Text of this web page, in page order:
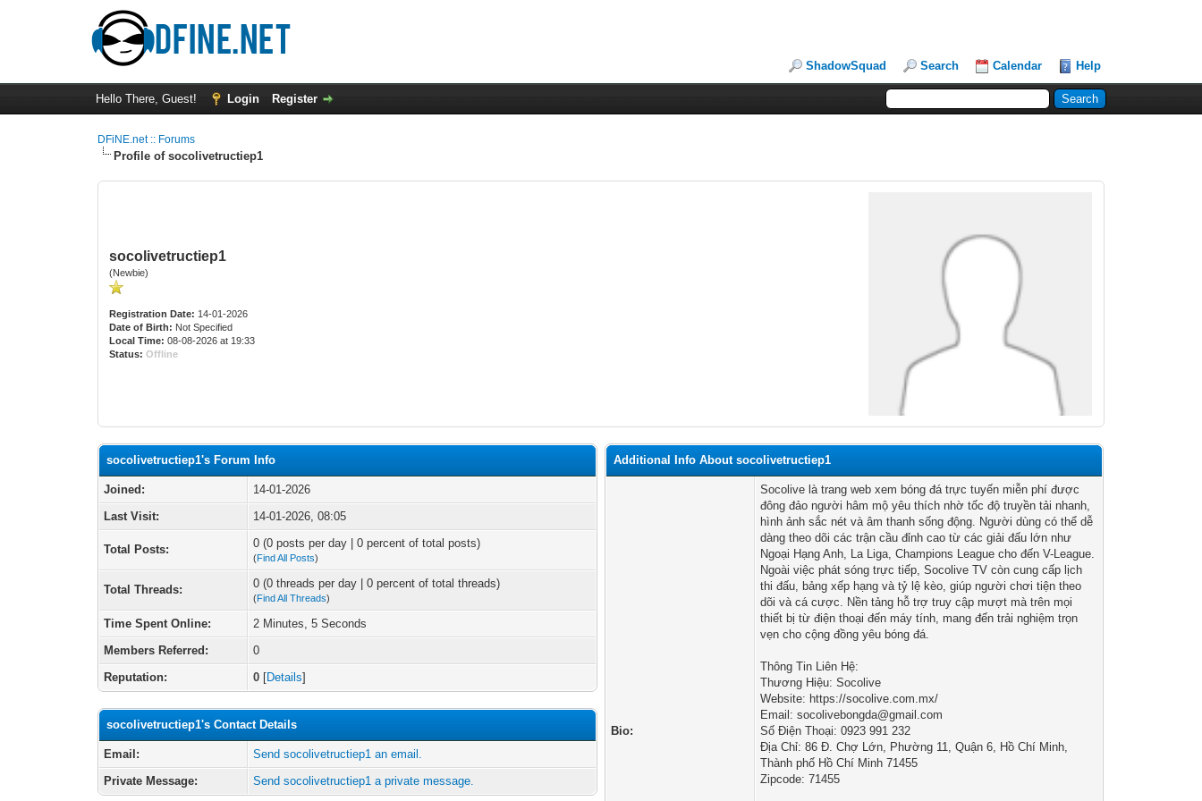
ShadowSquad Search Calendar Help
Hello There, Guest! Login Register
DFiNE.net :: Forums
Profile of socolivetructiep1
socolivetructiep1
(Newbie)
Registration Date: 14-01-2026
Date of Birth: Not Specified
Local Time: 08-08-2026 at 19:33
Status: Offline
socolivetructiep1's Forum Info
Joined:
14-01-2026
Last Visit:
14-01-2026, 08:05
Total Posts: 0 (0 posts per day | 0 percent of total posts)
(Find All Posts)
Total Threads: 0 (0 threads per day | 0 percent of total threads)
(Find All Threads)
Time Spent Online:
2 Minutes, 5 Seconds
Members Referred:
0
Reputation:
0 [Details]
socolivetructiep1's Contact Details
Email:
Send socolivetructiep1 an email.
Private Message:
Send socolivetructiep1 a private message.
Additional Info About socolivetructiep1
Bio:
Socolive là trang web xem bóng đá trực tuyến miễn phí được
đông đảo người hâm mộ yêu thích nhờ tốc độ truyền tải nhanh,
hình ảnh sắc nét và âm thanh sống động. Người dùng có thể dễ
dàng theo dõi các trận cầu đỉnh cao từ các giải đấu lớn như
Ngoại Hạng Anh, La Liga, Champions League cho đến V-League.
Ngoài việc phát sóng trực tiếp, Socolive TV còn cung cấp lịch
thi đấu, bảng xếp hạng và tỷ lệ kèo, giúp người chơi tiện theo
dõi và cá cược. Nền tảng hỗ trợ truy cập mượt mà trên mọi
thiết bị từ điện thoại đến máy tính, mang đến trải nghiệm trọn
vẹn cho cộng đồng yêu bóng đá.
Thông Tin Liên Hệ:
Thương Hiệu: Socolive
Website: https://socolive.com.mx/
Email: socolivebongda@gmail.com
Số Điện Thoại: 0923 991 232
Địa Chỉ: 86 Đ. Chợ Lớn, Phường 11, Quận 6, Hồ Chí Minh,
Thành phố Hồ Chí Minh 71455
Zipcode: 71455